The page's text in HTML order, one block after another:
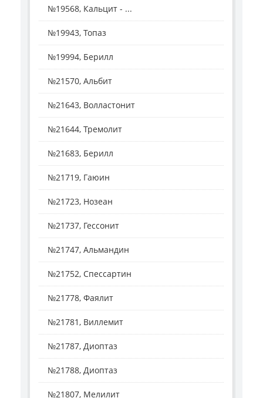
№19568, Кальцит - ...
№19943, Топаз
№19994, Берилл
№21570, Альбит
№21643, Волластонит
№21644, Тремолит
№21683, Берилл
№21719, Гаюин
№21723, Нозеан
№21737, Гессонит
№21747, Альмандин
№21752, Спессартин
№21778, Фаялит
№21781, Виллемит
№21787, Диоптаз
№21788, Диоптаз
№21807, Мелилит